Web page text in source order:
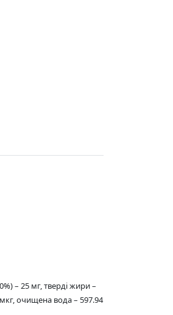
– 25 мг, тверді жири –
очищена вода – 597.94